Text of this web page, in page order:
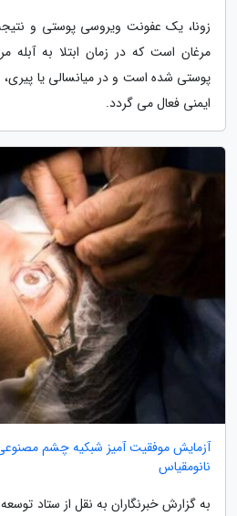
زونا، یک عفونت ویروسی پوستی و
مرغان است که در زمان ابتلا به آبله
پوستی شده است و در میانسالی یا
ایمنی فعال می گردد.
آزمایش موفقیت آمیز شبکیه چشم
نانومقیاس